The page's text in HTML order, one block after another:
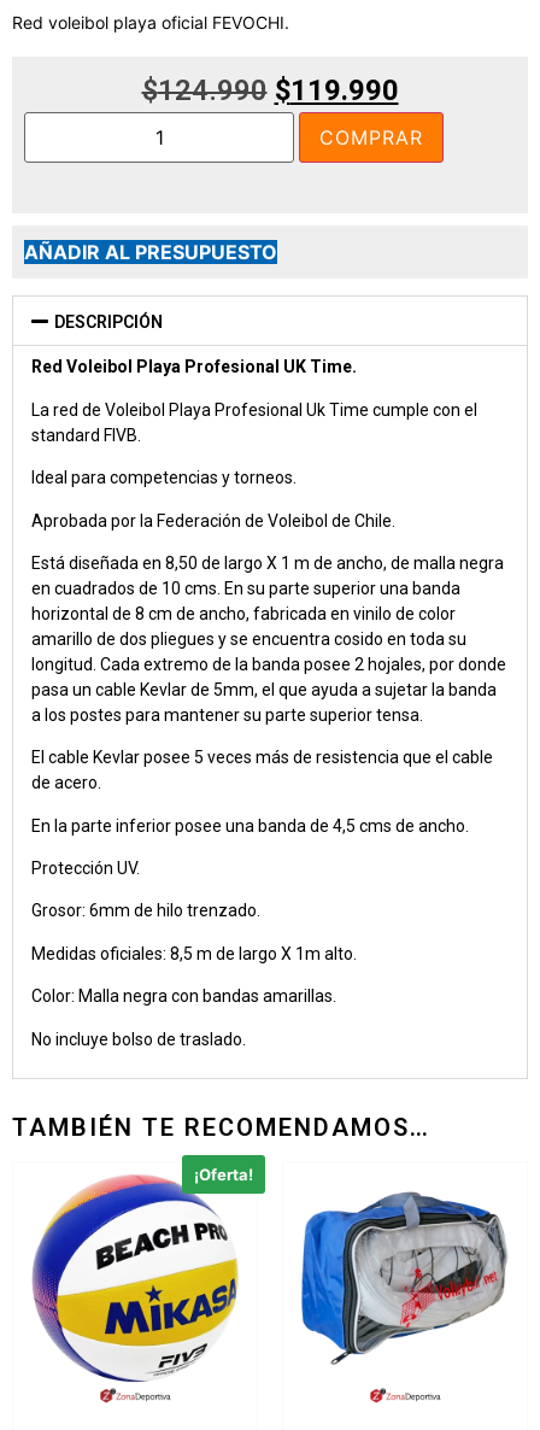
Red voleibol playa oficial FEVOCHI.
$124.990 $119.990
COMPRAR
AÑADIR AL PRESUPUESTO
DESCRIPCIÓN
Red Voleibol Playa Profesional UK Time.
La red de Voleibol Playa Profesional Uk Time cumple con el
standard FIVB.
Ideal para competencias y torneos.
Aprobada por la Federación de Voleibol de Chile.
Está diseñada en 8,50 de largo X 1 m de ancho, de malla negra
en cuadrados de 10 cms. En su parte superior una banda
horizontal de 8 cm de ancho, fabricada en vinilo de color
amarillo de dos pliegues y se encuentra cosido en toda su
longitud. Cada extremo de la banda posee 2 hojales, por donde
pasa un cable Kevlar de 5mm, el que ayuda a sujetar la banda
a los postes para mantener su parte superior tensa.
El cable Kevlar posee 5 veces más de resistencia que el cable
de acero.
En la parte inferior posee una banda de 4,5 cms de ancho.
Protección UV.
Grosor: 6mm de hilo trenzado.
Medidas oficiales: 8,5 m de largo X 1m alto.
Color: Malla negra con bandas amarillas.
No incluye bolso de traslado.
TAMBIÉN TE RECOMENDAMOS…
¡Oferta!